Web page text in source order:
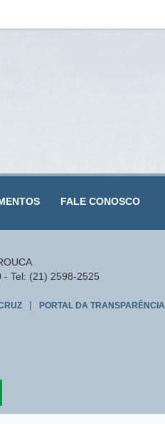
FALE CONOSCO
Tel: (21) 2598-2525
| PORTAL DA TRANSPARÊNCIA